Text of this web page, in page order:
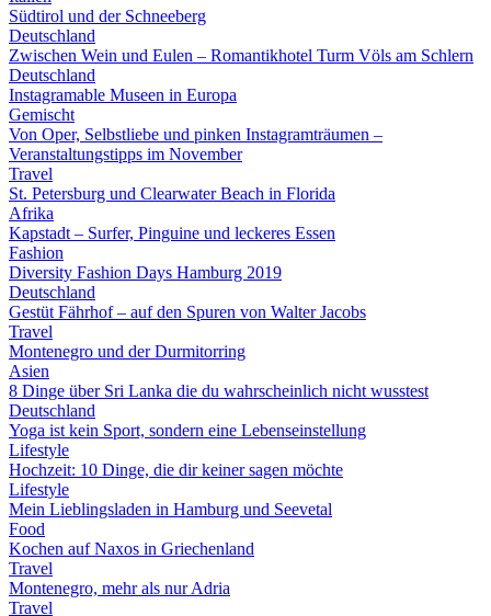
Südtirol und der Schneeberg
Deutschland
Zwischen Wein und Eulen – Romantikhotel Turm Völs am Schlern
Deutschland
Instagramable Museen in Europa
Gemischt
Von Oper, Selbstliebe und pinken Instagramträumen –
Veranstaltungstipps im November
Travel
St. Petersburg und Clearwater Beach in Florida
Afrika
Kapstadt – Surfer, Pinguine und leckeres Essen
Fashion
Diversity Fashion Days Hamburg 2019
Deutschland
Gestüt Fährhof – auf den Spuren von Walter Jacobs
Travel
Montenegro und der Durmitorring
Asien
8 Dinge über Sri Lanka die du wahrscheinlich nicht wusstest
Deutschland
Yoga ist kein Sport, sondern eine Lebenseinstellung
Lifestyle
Hochzeit: 10 Dinge, die dir keiner sagen möchte
Lifestyle
Mein Lieblingsladen in Hamburg und Seevetal
Food
Kochen auf Naxos in Griechenland
Travel
Montenegro, mehr als nur Adria
Travel